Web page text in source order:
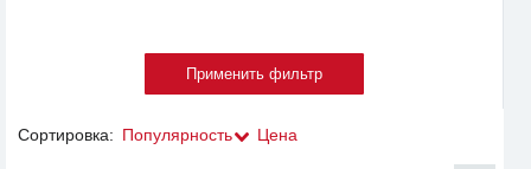
Сортировка: Популярность Цена